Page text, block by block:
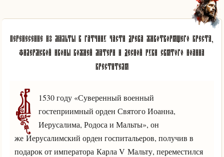
Перенесение из Мальты в Гатчину части древа Животворящего Креста,
Филермской иконы Божией Матери и десной руки святого Иоанна
Крестителя
В
1530 году «Суверенный военный
гостеприимный орден Святого Иоанна,
Иерусалима, Родоса и Мальты», он
же Иерусалимский орден госпитальеров, получив в
подарок от императора Карла V Мальту, переместился